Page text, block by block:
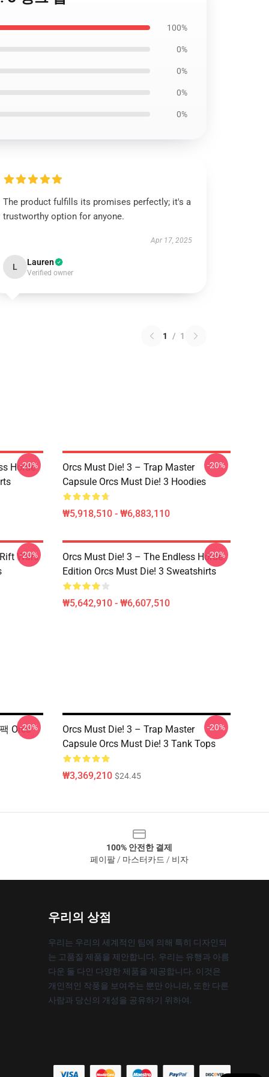
100%
0%
0%
0%
0%
The product fulfills its promises perfectly; it's a
trustworthy option for anyone.
Apr 17, 2025
L Lauren
Verified owner
1 / 1
Horde
-20%
Orcs Must Die! 3 – Trap Master
Capsule Orcs Must Die! 3 Hoodies
₩5,918,510 - ₩6,883,110
-20%
Wars
-20%
Orcs Must Die! 3 – The Endless Horde
Edition Orcs Must Die! 3 Sweatshirts
₩5,642,910 - ₩6,607,510
-20%
Orcs
-20%
Orcs Must Die! 3 – Trap Master
Capsule Orcs Must Die! 3 Tank Tops
₩3,369,210 $24.45
-20%
100% 안전한 결제
페이팔 / 마스터카드 / 비자
우리의 상점
우리는 우리의 세계적인 팀에 의해 특히 디자인되
는 고품질 제품을 제안합니다. 우리는 유행과 아름
다운 둘 다인 다양한 제품을 제공합니다. 이것은
개인적인 작풍을 보여주는 뿐만 아니라, 또한 다른
사람과 당신의 개성을 공유하기 위하여.